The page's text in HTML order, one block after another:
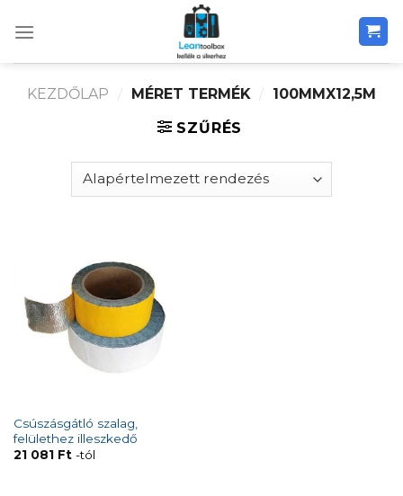
KEZDŐLAP / MÉRET TERMÉK / 100MMX12,5M
SZŰRÉS
Csúszásgátló szalag,
felülethez illeszkedő
21 081 Ft-tól